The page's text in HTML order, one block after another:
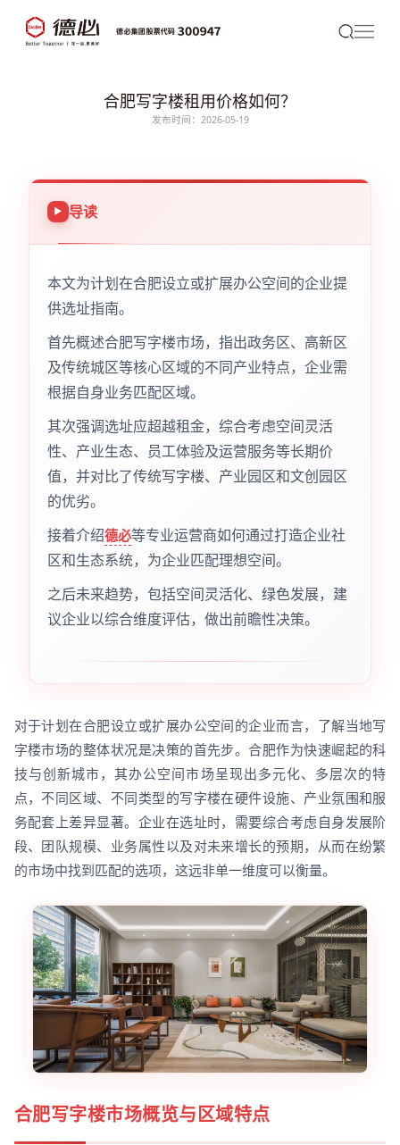
合肥写字楼租用价格如何？
发布时间：2026-05-19
导读
本文为计划在合肥设立或扩展办公空间的企业提
供选址指南。
首先概述合肥写字楼市场，指出政务区、高新区
及传统城区等核心区域的不同产业特点，企业需
根据自身业务匹配区域。
其次强调选址应超越租金，综合考虑空间灵活
性、产业生态、员工体验及运营服务等长期价
值，并对比了传统写字楼、产业园区和文创园区
的优劣。
接着介绍德必等专业运营商如何通过打造企业社
区和生态系统，为企业匹配理想空间。
之后未来趋势，包括空间灵活化、绿色发展，建
议企业以综合维度评估，做出前瞻性决策。
对于计划在合肥设立或扩展办公空间的企业而言，了解当地写
字楼市场的整体状况是决策的首先步。合肥作为快速崛起的科
技与创新城市，其办公空间市场呈现出多元化、多层次的特
点，不同区域、不同类型的写字楼在硬件设施、产业氛围和服
务配套上差异显著。企业在选址时，需要综合考虑自身发展阶
段、团队规模、业务属性以及对未来增长的预期，从而在纷繁
的市场中找到匹配的选项，这远非单一维度可以衡量。
合肥写字楼市场概览与区域特点